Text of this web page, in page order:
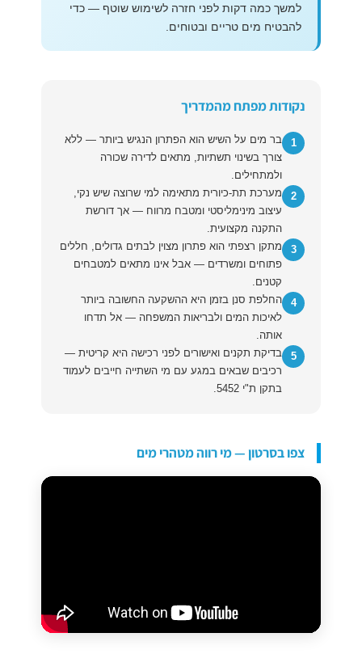
למשך כמה דקות לפני חזרה לשימוש שוטף — כדי
להבטיח מים טריים ובטוחים.
נקודות מפתח מהמדריך
1
בר מים על השיש הוא הפתרון הנגיש ביותר — ללא
צורך בשינוי תשתיות, מתאים לדירה שכורה
ולמתחילים.
2
מערכת תת-כיורית מתאימה למי שרוצה שיש נקי,
עיצוב מינימליסטי ומטבח מרווח — אך דורשת
התקנה מקצועית.
3
מתקן רצפתי הוא פתרון מצוין לבתים גדולים, חללים
פתוחים ומשרדים — אבל אינו מתאים למטבחים
קטנים.
4
החלפת סנן בזמן היא ההשקעה החשובה ביותר
לאיכות המים ולבריאות המשפחה — אל תדחו
אותה.
5
בדיקת תקנים ואישורים לפני רכישה היא קריטית —
רכיבים שבאים במגע עם מי השתייה חייבים לעמוד
בתקן ת"י 5452.
צפו בסרטון — מי רווה מטהרי מים